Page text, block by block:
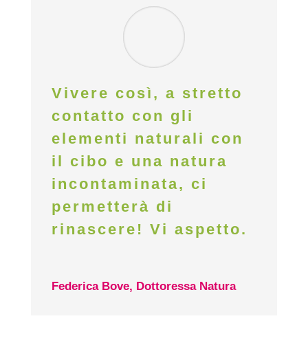
Vivere così, a stretto
contatto con gli
elementi naturali con
il cibo e una natura
incontaminata, ci
permetterà di
rinascere! Vi aspetto.
Federica Bove, Dottoressa Natura